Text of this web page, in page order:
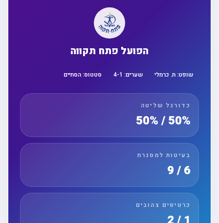
הפועל פתח תקווה
שופט:ת. כרמלי שערים: 4 -1 סטטוס:הסתיים
כדורגל שליטה
50% / 50%
בעיטות למסגרת
6 / 9
כרטיסים צהובים